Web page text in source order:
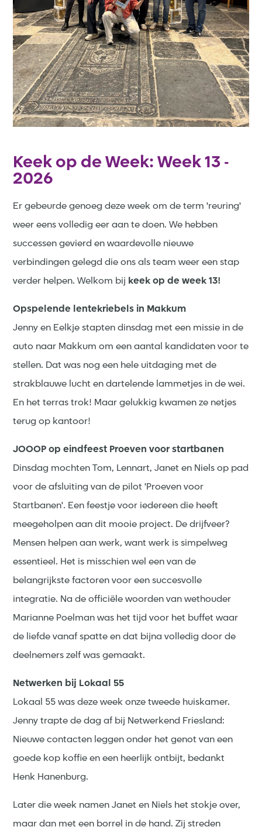
Keek op de Week: Week 13 -
2026
Er gebeurde genoeg deze week om de term 'reuring'
weer eens volledig eer aan te doen. We hebben
successen gevierd en waardevolle nieuwe
verbindingen gelegd die ons als team weer een stap
verder helpen. Welkom bij keek op de week 13!
Opspelende lentekriebels in Makkum
Jenny en Eelkje stapten dinsdag met een missie in de
auto naar Makkum om een aantal kandidaten voor te
stellen. Dat was nog een hele uitdaging met de
strakblauwe lucht en dartelende lammetjes in de wei.
En het terras trok! Maar gelukkig kwamen ze netjes
terug op kantoor!
JOOOP op eindfeest Proeven voor startbanen
Dinsdag mochten Tom, Lennart, Janet en Niels op pad
voor de afsluiting van de pilot 'Proeven voor
Startbanen'. Een feestje voor iedereen die heeft
meegeholpen aan dit mooie project. De drijfveer?
Mensen helpen aan werk, want werk is simpelweg
essentieel. Het is misschien wel een van de
belangrijkste factoren voor een succesvolle
integratie. Na de officiële woorden van wethouder
Marianne Poelman was het tijd voor het buffet waar
de liefde vanaf spatte en dat bijna volledig door de
deelnemers zelf was gemaakt.
Netwerken bij Lokaal 55
Lokaal 55 was deze week onze tweede huiskamer.
Jenny trapte de dag af bij Netwerkend Friesland:
Nieuwe contacten leggen onder het genot van een
goede kop koffie en een heerlijk ontbijt, bedankt
Henk Hanenburg.
Later die week namen Janet en Niels het stokje over,
maar dan met een borrel in de hand. Zij streden